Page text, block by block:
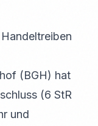
(BGH) hat
(6 StR
und